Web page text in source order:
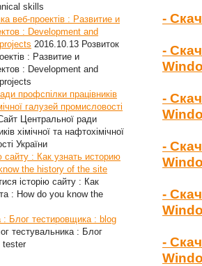
skills
веб-проектів : Развитие и
: Development and
2016.10.13 Розвиток
: Развитие и
: Development and
профспілки працівників
галузей промисловості
Центральної ради
хімічної та нафтохімічної
України
сайту : Как узнать историю
the history of the site
історію сайту : Как
: How do you know the
: Блог тестировщика : blog
тестувальника : Блог
tester
-
-
-
-
-
-